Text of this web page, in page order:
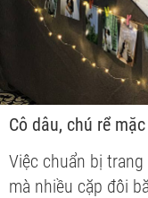
Cô dâu, chú rể
Việc chuẩn bị
mà nhiều cặp đôi